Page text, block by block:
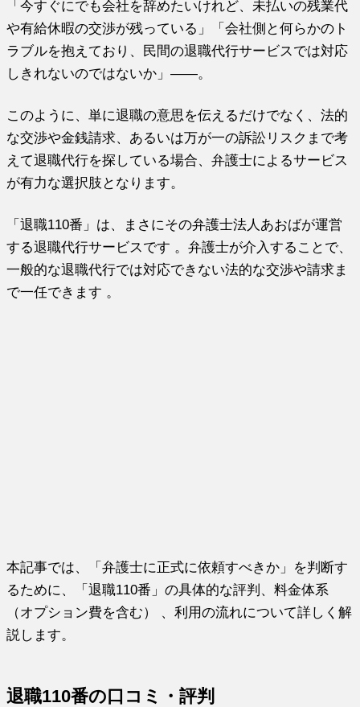
「今すぐにでも会社を辞めたいけれど、未払いの残業代
や有給休暇の交渉が残っている」「会社側と何らかのト
ラブルを抱えており、民間の退職代行サービスでは対応
しきれないのではないか」――。
このように、単に退職の意思を伝えるだけでなく、法的
な交渉や金銭請求、あるいは万が一の訴訟リスクまで考
えて退職代行を探している場合、弁護士によるサービス
が有力な選択肢となります。
「退職110番」は、まさにその弁護士法人あおばが運営
する退職代行サービスです 。弁護士が介入することで、
一般的な退職代行では対応できない法的な交渉や請求ま
で一任できます 。
本記事では、「弁護士に正式に依頼すべきか」を判断す
るために、「退職110番」の具体的な評判、料金体系
（オプション費を含む） 、利用の流れについて詳しく解
説します。
退職110番の口コミ・評判